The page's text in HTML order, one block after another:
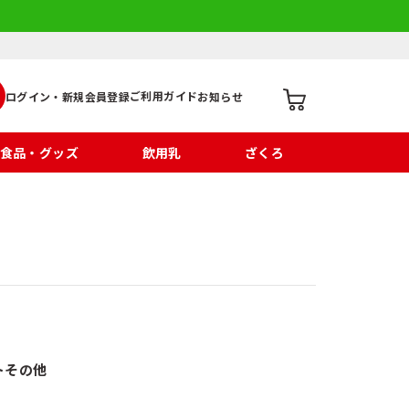
ログイン・新規会員登録
品・グッズ 飲用乳 ざくろ
ご利用ガイドお知らせ
その他